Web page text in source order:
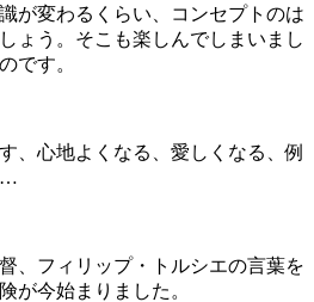
が変わるくらい、コンセプトのは
ょう。そこも楽しんでしまいまし
です。
、心地よくなる、愛しくなる、例
、フィリップ・トルシエの言葉を
が今始まりました。